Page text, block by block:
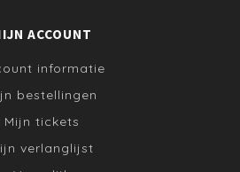
ACCOUNT
informatie
bestellingen
Mijn tickets
verlanglijst